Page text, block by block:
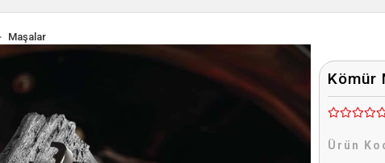
Maşalar
Kömür
Ürün